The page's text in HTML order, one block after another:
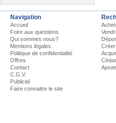
Navigation
Accueil
Foire aux questions
Qui sommes nous?
Mentions légales
Politique de confidentialité
Offres
Contact
C.G.V.
Publicité
Faire connaitre le site